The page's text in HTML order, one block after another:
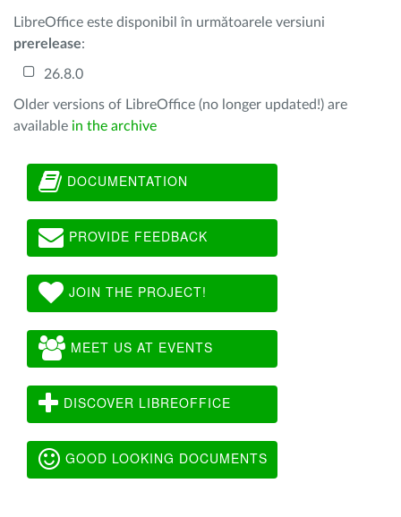
LibreOffice este disponibil în următoarele versiuni
prerelease:
26.8.0
Older versions of LibreOffice (no longer updated!) are
available in the archive
DOCUMENTATION
PROVIDE FEEDBACK
JOIN THE PROJECT!
MEET US AT EVENTS
DISCOVER LIBREOFFICE
GOOD LOOKING DOCUMENTS